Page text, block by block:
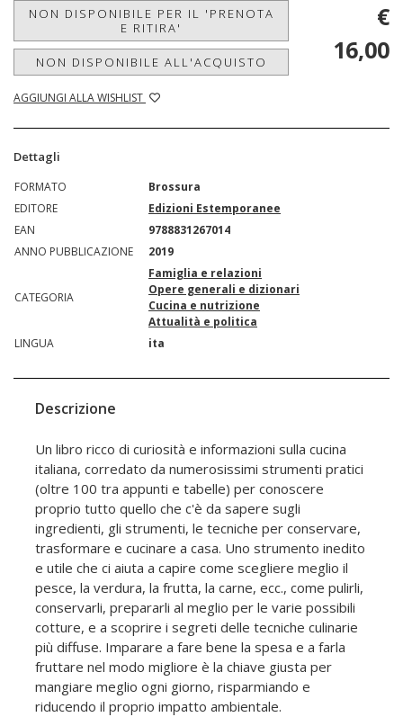
NON DISPONIBILE PER IL 'PRENOTA
E RITIRA'
NON DISPONIBILE ALL'ACQUISTO
AGGIUNGI ALLA WISHLIST
€
16,00
Dettagli
FORMATO
Brossura
EDITORE
Edizioni Estemporanee
EAN
9788831267014
ANNO PUBBLICAZIONE
2019
CATEGORIA
Famiglia e relazioni
Opere generali e dizionari
Cucina e nutrizione
Attualità e politica
LINGUA
ita
Descrizione
Un libro ricco di curiosità e informazioni sulla cucina
italiana, corredato da numerosissimi strumenti pratici
(oltre 100 tra appunti e tabelle) per conoscere
proprio tutto quello che c'è da sapere sugli
ingredienti, gli strumenti, le tecniche per conservare,
trasformare e cucinare a casa. Uno strumento inedito
e utile che ci aiuta a capire come scegliere meglio il
pesce, la verdura, la frutta, la carne, ecc., come pulirli,
conservarli, prepararli al meglio per le varie possibili
cotture, e a scoprire i segreti delle tecniche culinarie
più diffuse. Imparare a fare bene la spesa e a farla
fruttare nel modo migliore è la chiave giusta per
mangiare meglio ogni giorno, risparmiando e
riducendo il proprio impatto ambientale.